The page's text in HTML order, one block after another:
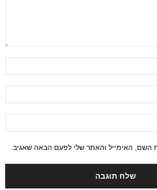
השם, האימייל והאתר שלי לפעם הבאה שאגיב.